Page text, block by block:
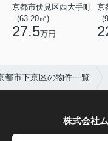
京都市伏見区西大手町
- (63.20㎡)
27.5万円
-
都市下京区の物件一覧
株式会社